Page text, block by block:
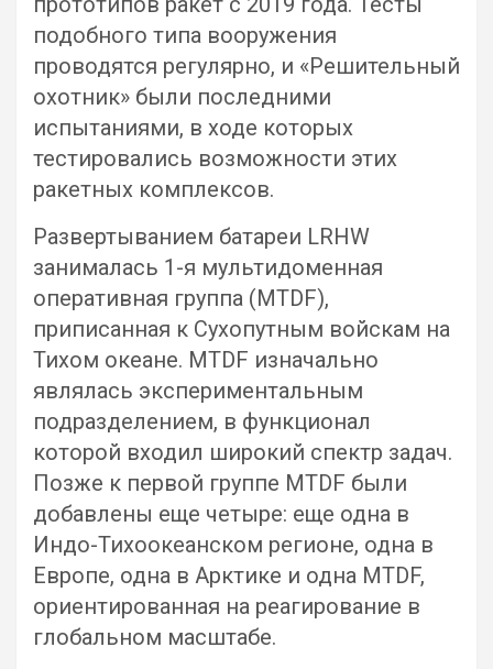
подобного типа вооружения
проводятся регулярно, и «Решительный
охотник» были последними
испытаниями, в ходе которых
тестировались возможности этих
ракетных комплексов.
Развертыванием батареи LRHW
занималась 1-я мультидоменная
оперативная группа (MTDF),
приписанная к Сухопутным войскам на
Тихом океане. MTDF изначально
являлась экспериментальным
подразделением, в функционал
которой входил широкий спектр задач.
Позже к первой группе MTDF были
добавлены еще четыре: еще одна в
Индо-Тихоокеанском регионе, одна в
Европе, одна в Арктике и одна MTDF,
ориентированная на реагирование в
глобальном масштабе.